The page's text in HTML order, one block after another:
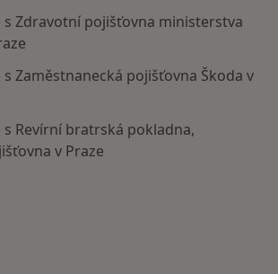
Zdravotní pojišťovna ministerstva
Zaměstnanecká pojišťovna Škoda v
Revírní bratrská pokladna,
v Praze